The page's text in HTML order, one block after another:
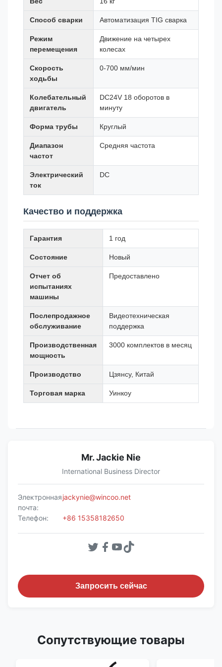
Способ сварки Автоматизация TIG сварка
Режим
перемещения
Движение на четырех
колесах
Скорость
ходьбы
0-700 мм/мин
Колебательный
двигатель
DC24V 18 оборотов в
минуту
Форма трубы Круглый
Диапазон
частот
Средняя частота
Электрический
ток
DC
Качество и поддержка
Гарантия 1 год
Состояние Новый
Отчет об
испытаниях
машины
Предоставлено
Послепродажное
обслуживание
Видеотехническая
поддержка
Производственная
мощность
3000 комплектов в месяц
Производство Цзянсу, Китай
Торговая марка Уинкоу
Mr. Jackie Nie
International Business Director
Электронная
почта:
jackynie@wincoo.net
Телефон: +86 15358182650
Запросить сейчас
Сопутствующие товары